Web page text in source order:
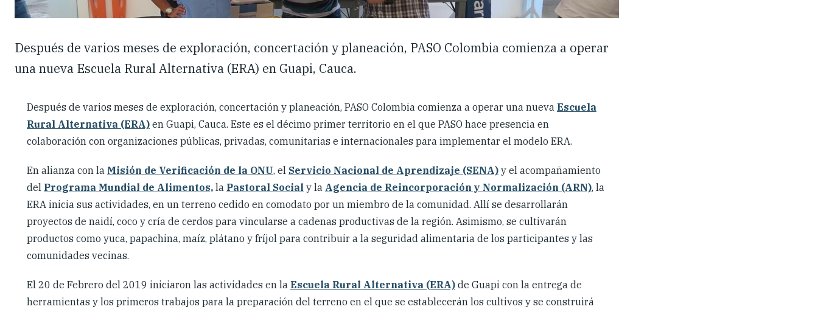
Después de varios meses de exploración, concertación y planeación, PASO Colombia comienza a operar
una nueva Escuela Rural Alternativa (ERA) en Guapi, Cauca.
Después de varios meses de exploración, concertación y planeación, PASO Colombia comienza a operar una nueva Escuela
Rural Alternativa (ERA) en Guapi, Cauca. Este es el décimo primer territorio en el que PASO hace presencia en
colaboración con organizaciones públicas, privadas, comunitarias e internacionales para implementar el modelo ERA.
En alianza con la Misión de Verificación de la ONU, el Servicio Nacional de Aprendizaje (SENA) y el acompañamiento
del Programa Mundial de Alimentos, la Pastoral Social y la Agencia de Reincorporación y Normalización (ARN), la
ERA inicia sus actividades, en un terreno cedido en comodato por un miembro de la comunidad. Allí se desarrollarán
proyectos de naidí, coco y cría de cerdos para vincularse a cadenas productivas de la región. Asimismo, se cultivarán
productos como yuca, papachina, maíz, plátano y fríjol para contribuir a la seguridad alimentaria de los participantes y las
comunidades vecinas.
El 20 de Febrero del 2019 iniciaron las actividades en la Escuela Rural Alternativa (ERA) de Guapi con la entrega de
herramientas y los primeros trabajos para la preparación del terreno en el que se establecerán los cultivos y se construirá